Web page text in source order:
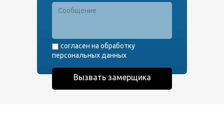
согласен на обработку
персональных данных